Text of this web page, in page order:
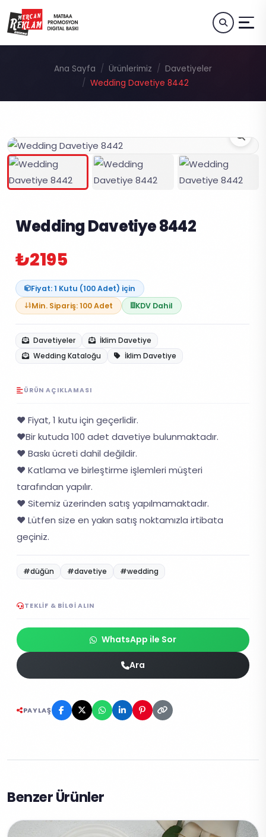
Ana Sayfa Ürünlerimiz
Davetiyeler
Wedding Davetiye 8442
Wedding Davetiye 8442
₺2195
Fiyat: 1 Kutu (100 Adet) için
Min. Sipariş: 100 Adet
KDV Dahil
Davetiyeler
İklim Davetiye
Wedding Kataloğu
İklim Davetiye
ÜRÜN AÇIKLAMASI
❤️ Fiyat, 1 kutu için geçerlidir.
❤️Bir kutuda 100 adet davetiye bulunmaktadır.
❤️ Baskı ücreti dahil değildir.
❤️ Katlama ve birleştirme işlemleri müşteri
tarafından yapılır.
❤️ Sitemiz üzerinden satış yapılmamaktadır.
❤️ Lütfen size en yakın satış noktamızla irtibata
geçiniz.
#düğün #davetiye #wedding
TEKLIF & BILGI ALIN
WhatsApp ile Sor
Ara
PAYLAŞ
Benzer Ürünler